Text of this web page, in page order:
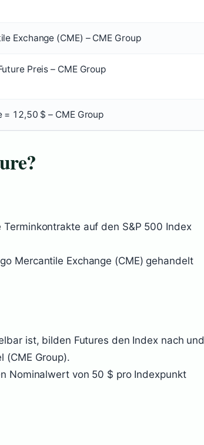
Exchange (CME) – CME Group
Preis – CME Group
12,50 $ – CME Group
auf den S&P 500 Index
Mercantile Exchange (CME) gehandelt
ist, bilden Futures den Index nach und
(CME Group).
Nominalwert von 50 $ pro Indexpunkt